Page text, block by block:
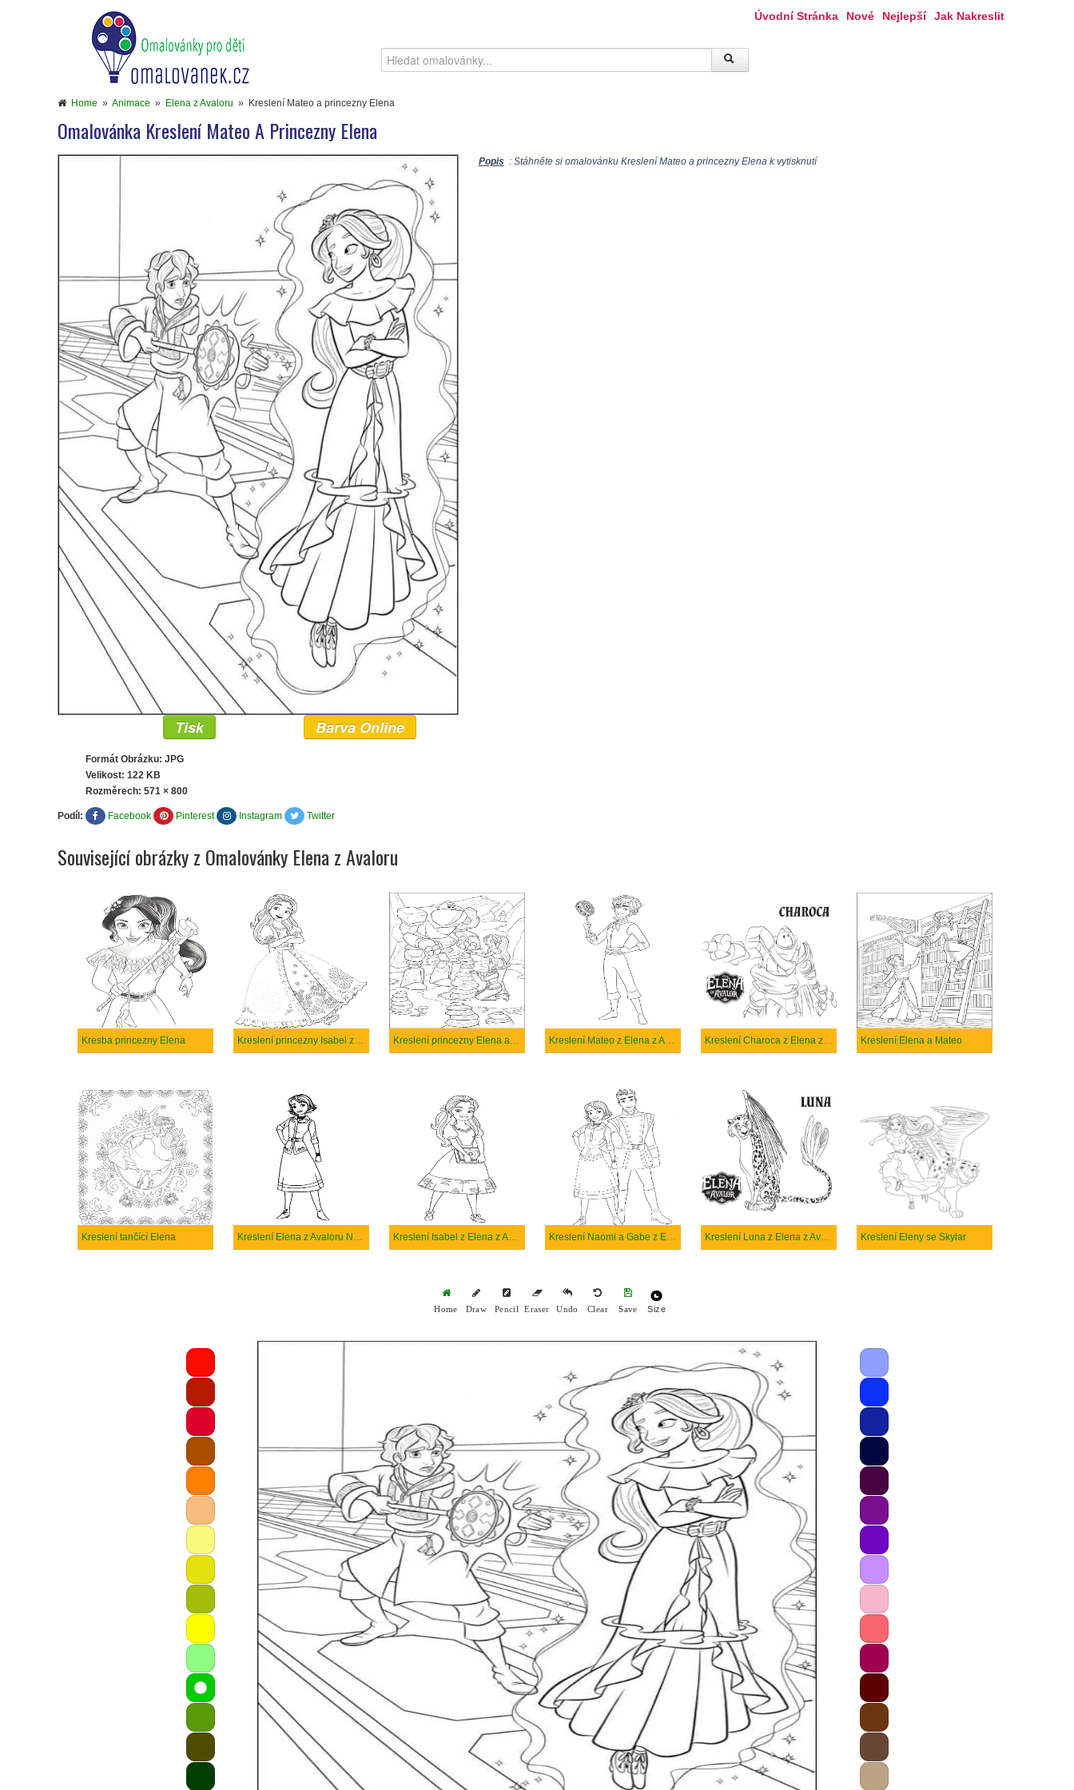
Úvodní Stránka Nové Nejlepší Jak Nakreslit
Home » Animace » Elena z Avaloru » Kreslení Mateo a princezny Elena
Omalovánka Kreslení Mateo A Princezny Elena
Popis : Stáhněte si omalovánku Kreslení Mateo a princezny Elena k vytisknutí
Tisk Barva Online
Formát Obrázku: JPG
Velikost: 122 KB
Rozměrech: 571 × 800
Podíl: Facebook Pinterest Instagram Twitter
Související obrázky z Omalovánky Elena z Avaloru
Kresba princezny Elena Kreslení princezny Isabel z Elena z Avaloru Kreslení princezny Elena a Charoka Kreslení Mateo z Elena z Avaloru Kreslení Charoca z Elena z Avaloru Kreslení Elena a Mateo
Kreslení tančící Elena Kreslení Elena z Avaloru Naomi Turner Kreslení Isabel z Elena z Avaloru Kreslení Naomi a Gabe z Elena z Avaloru Kreslení Luna z Elena z Avaloru Kreslení Eleny se Skylar
Home Draw Pencil Eraser Undo Clear Save Size